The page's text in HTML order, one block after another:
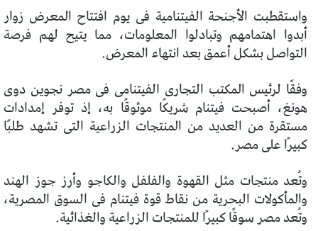
واستقطبت الأجنحة الفيتنامية فى يوم افتتاح المعرض زوار
أبدوا اهتمامهم وتبادلوا المعلومات، مما يتيح لهم فرصة
التواصل بشكل أعمق بعد انتهاء المعرض.
وفقًا لرئيس المكتب التجارى الفيتنامى فى مصر نجوين دوى
هونغ، أصبحت فيتنام شريكًا موثوقًا به، إذ توفر إمدادات
مستقرة من العديد من المنتجات الزراعية التى تشهد طلبًا
كبيرًا على مصر.
وتُعد منتجات مثل القهوة والفلفل والكاجو وأرز جوز الهند
والمأكولات البحرية من نقاط قوة فيتنام فى السوق المصرية،
وتُعد مصر سوقًا كبيرًا للمنتجات الزراعية والغذائية.